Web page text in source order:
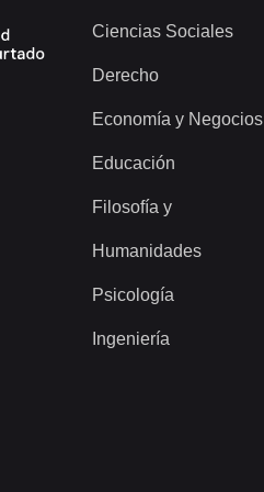
Ciencias Sociales
Derecho
Economía y Negocios
Educación
Filosofía y
Humanidades
Psicología
Ingeniería